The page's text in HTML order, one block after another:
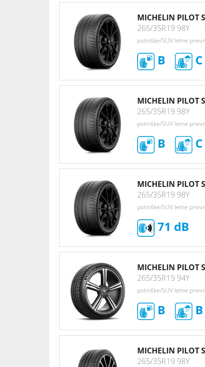
MICHELIN PILOT
265/35R19 98Y
potniške/SUV letne
B C
MICHELIN PILOT
265/35R19 98Y
potniške/SUV letne
B C
MICHELIN PILOT
265/35R19 98Y
potniške/SUV letne
71
MICHELIN PILOT
265/35R19 94Y
potniške/SUV letne
B B
MICHELIN PILOT
265/35R19 98Y